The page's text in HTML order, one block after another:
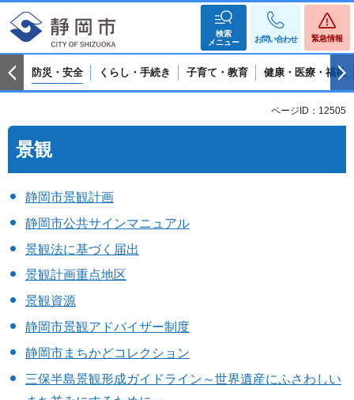
検索
メニュー
お問い合わせ 緊急情報
防災・安全 くらし・手続き 子育て・教育 健康・医療・福祉
ページID：12505
景観
静岡市景観計画
静岡市公共サインマニュアル
景観法に基づく届出
景観計画重点地区
景観資源
静岡市景観アドバイザー制度
静岡市まちかどコレクション
三保半島景観形成ガイドライン～世界遺産にふさわしい